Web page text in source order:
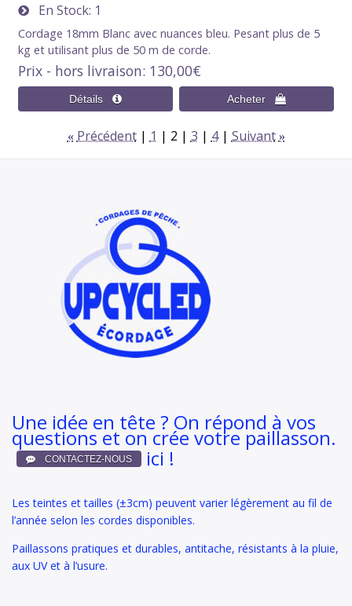
En Stock 1
Cordage 18mm Blanc avec nuances bleu. Pesant plus de 5
kg et utilisant plus de 50 m de corde.
Prix - hors livraison 130,00€
« Précédent 1 2 3 4 Suivant »
Une idée en tête ? On répond à vos
questions et on crée votre paillasson.
ici !
Les teintes et tailles (±3cm) peuvent varier légèrement au fil de
l’année selon les cordes disponibles.
Paillassons pratiques et durables, antitache, résistants à la pluie,
aux UV et à l’usure.